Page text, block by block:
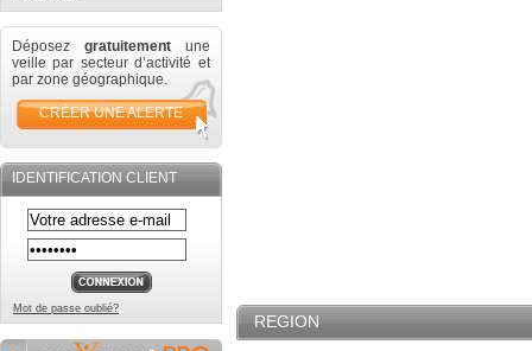
Déposez gratuitement une
veille par secteur d’activité et
par zone géographique.
CRÉER UNE ALERTE
IDENTIFICATION CLIENT
Mot de passe oublié?
REGION